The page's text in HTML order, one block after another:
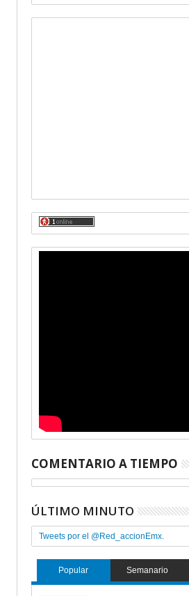
COMENTARIO A TIEMPO
ÚLTIMO MINUTO
Tweets por el @Red_accionEmx.
Popular Semanario